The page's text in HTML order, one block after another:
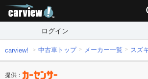
ログイン
carview! 中古車トップ メーカー一覧 スズ
提供：